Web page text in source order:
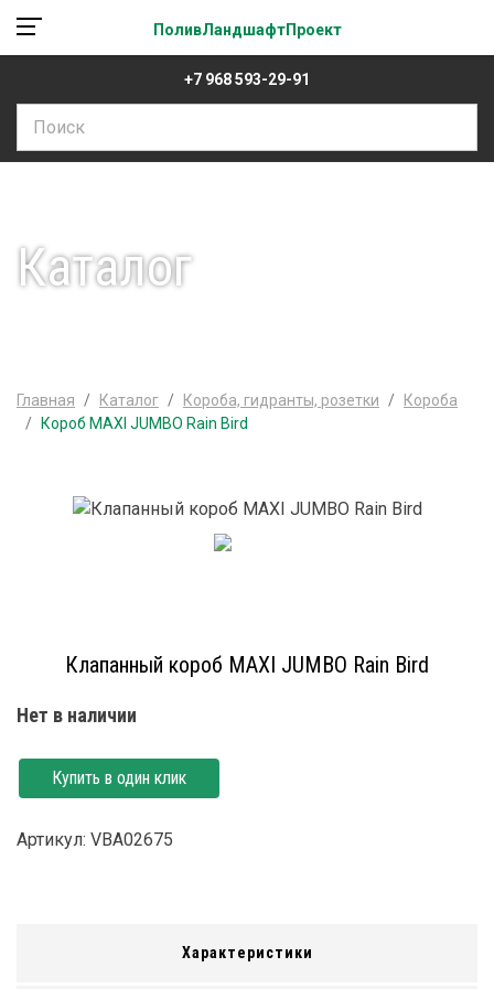
ПоливЛандшафтПроект
+7 968 593-29-91
Каталог
Главная Каталог Короба, гидранты, розетки
Короба
Короб MAXI JUMBO Rain Bird
Клапанный короб MAXI JUMBO Rain Bird
Нет в наличии
Купить в один клик
Артикул: VBA02675
Характеристики